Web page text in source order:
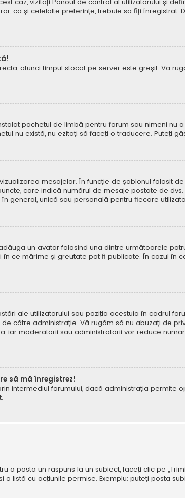
ca și celelalte preferințe, trebuie să fiți
atunci timpul stocat pe server este greșit. Vă
pachetul de limbă pentru forum sau nimeni nu
nu există, nu ezitați să faceți o traducere. Puteți
mesajelor. În funcție de șablonul folosit
care indică numărul de mesaje postate de
general, unică sau personală pentru fiecare
un avatar folosind una dintre următoarele
ce mărime și greutate pot fi publicate. În cazul în
ale utilizatorului sau poziția acestuia în cadrul
către administrație. Vă rugăm să nu abuzați de
iar moderatorii sau administratorii vor reduce
să mă înregistrez!
intermediul forumului, dacă administrația permite
a posta un răspuns la un subiect, faceți clic pe
listă cu acțiunile permise. Exemplu: puteți posta